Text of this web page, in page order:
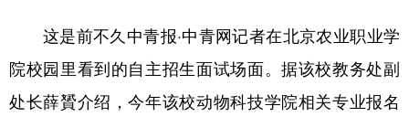
公益 一带一路 亚太网 上市公司
文化产业
这是前不久中青报·中青网记者在北京农业职业学
院校园里看到的自主招生面试场面。据该校教务处副
处长薛贇介绍，今年该校动物科技学院相关专业报名